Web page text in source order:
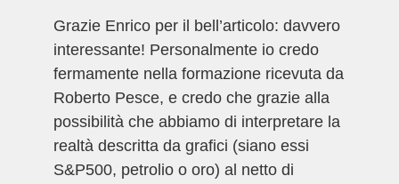
Grazie Enrico per il bell’articolo: davvero
interessante! Personalmente io credo
fermamente nella formazione ricevuta da
Roberto Pesce, e credo che grazie alla
possibilità che abbiamo di interpretare la
realtà descritta da grafici (siano essi
S&P500, petrolio o oro) al netto di